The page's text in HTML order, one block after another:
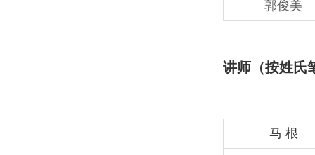
郭俊美
讲师 （按姓氏
马 根